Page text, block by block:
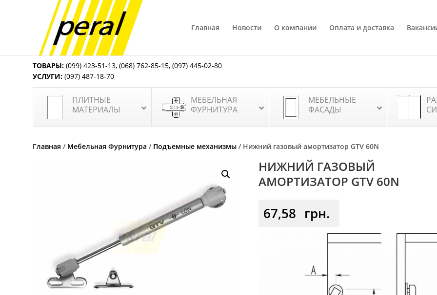
Главная Новости О компании Оплата и доставка
ТОВАРЫ: (099) 423-51-13,(068) 762-85-15,(097) 445-02-80
УСЛУГИ: (097) 487-18-70
ПЛИТНЫЕ
МАТЕРИАЛЫ
МЕБЕЛЬНАЯ
ФУРНИТУРА
МЕБЕЛЬНЫЕ
ФАСАДЫ
Главная / Мебельная Фурнитура / Подъемные механизмы / Нижний газовый амортизатор GTV 60N
НИЖНИЙ ГАЗОВЫЙ
АМОРТИЗАТОР GTV 60N
67,58 грн.